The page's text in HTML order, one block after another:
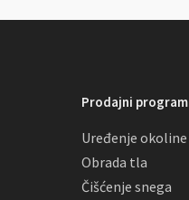
Prodajni program
Uređenje okoline
Obrada tla
Čišćenje snega